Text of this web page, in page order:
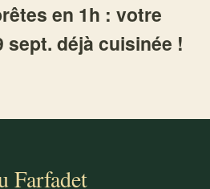
en 1h : votre
sept. déjà cuisinée !
Farfadet